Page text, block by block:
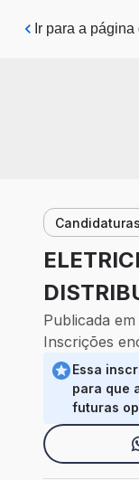
Pular para o
Ir para a
Publicada
Inscrições
Essa
para que
futuras